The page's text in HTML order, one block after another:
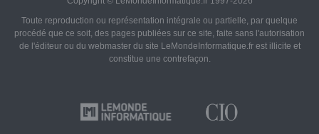
Toute reproduction ou représentation intégrale ou partielle, par quelque
procédé que ce soit, des pages publiées sur ce site, faite sans l'autorisation
de l'éditeur ou du webmaster du site LeMondeInformatique.fr est illicite et
constitue une contrefaçon.